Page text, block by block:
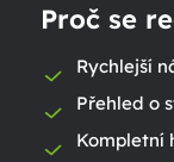
Proč se
Rychlejší
Přehled o
Kompletní